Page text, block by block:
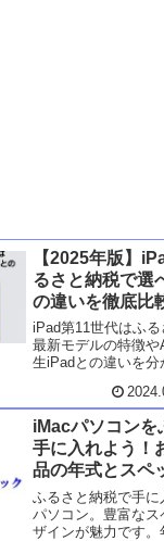
【2025年版】
るさと納税で選
の違いを徹底比
iPad第11世代はふ
最新モデルの特徴
生iPadとの違いを分
体の取扱い状況も
iMacパソコンを
手に入れよう！
品の年式とスペ
ふるさと納税で手
パソコン。豊富な
ザインが魅力です。